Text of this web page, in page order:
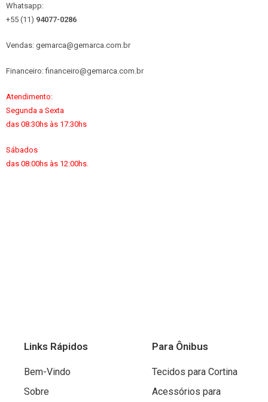
Whatsapp:
+55 (11) 94077-0286
Vendas: gemarca@gemarca.com.br
Financeiro: financeiro@gemarca.com.br
Atendimento:
Segunda a Sexta
das 08:30hs às 17:30hs
Sábados
das 08:00hs às 12:00hs.
Links Rápidos
Bem-Vindo
Sobre
Para Ônibus
Tecidos para Cortina
Acessórios para